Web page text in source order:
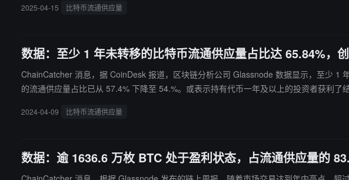
2025-04-15 比特币流通供应量
数据：至少 1 年未转移的比特币流通供应量占比达 65.84%，
ChainCatcher 消息，据 CoinDesk 报道，区块链分析公司 Glassnode 数据显示，至少 1 年未转移的比特币流
的流通供应量占比已从 57.4% 下降至 54.%。或表示持有代币一年及以上的投资者获利了结
2024-04-09 比特币流通供应量
数据：逾 1636.6 万枚 BTC 处于盈利状态，占流通供应量的